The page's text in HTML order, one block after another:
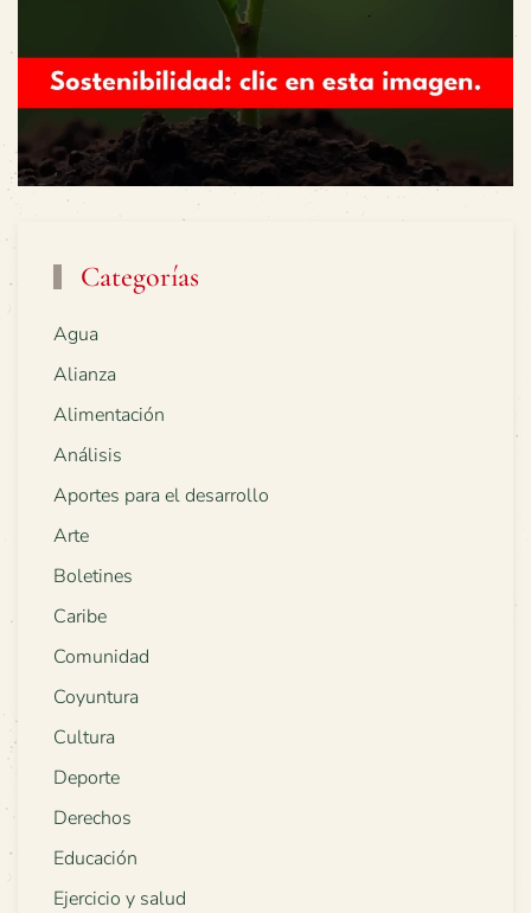
Categorías
Agua
Alianza
Alimentación
Análisis
Aportes para el desarrollo
Arte
Boletines
Caribe
Comunidad
Coyuntura
Cultura
Deporte
Derechos
Educación
Ejercicio y salud